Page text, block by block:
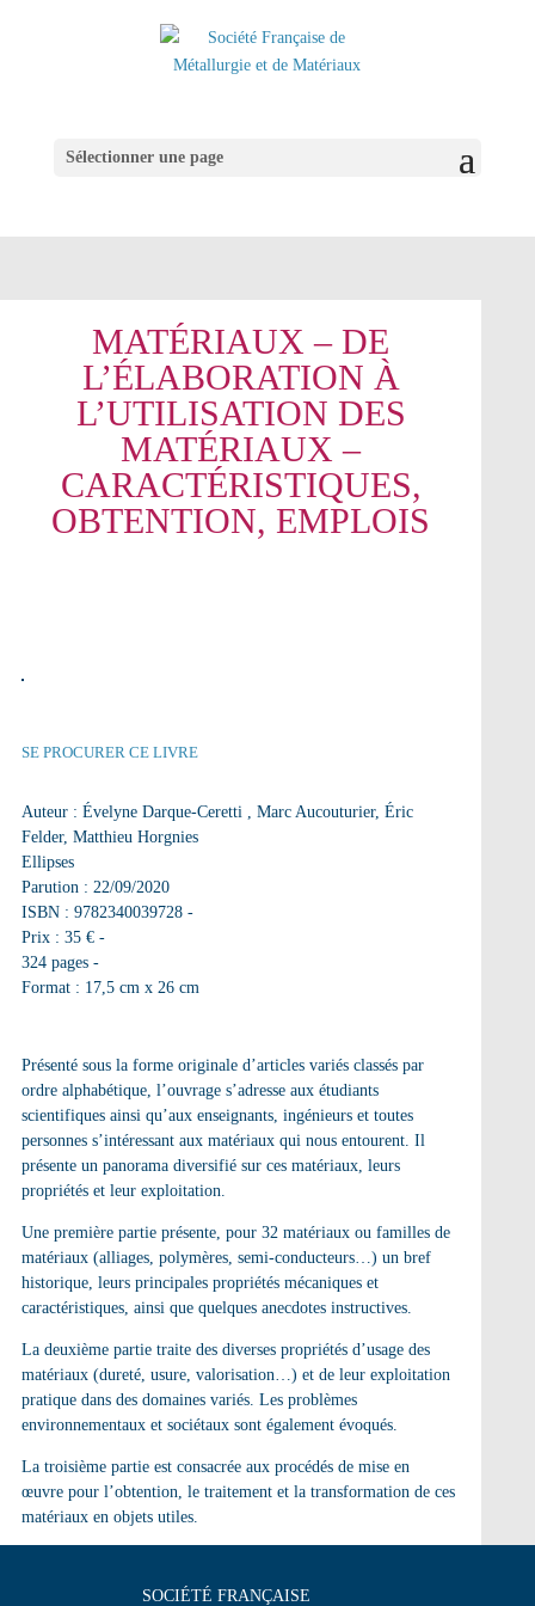
Sélectionner une page
MATÉRIAUX – DE
L’ÉLABORATION À
L’UTILISATION DES
MATÉRIAUX –
CARACTÉRISTIQUES,
OBTENTION, EMPLOIS
SE PROCURER CE LIVRE
Auteur : Évelyne Darque-Ceretti , Marc Aucouturier, Éric
Felder, Matthieu Horgnies
Ellipses
Parution : 22/09/2020
ISBN : 9782340039728 -
Prix : 35 € -
324 pages -
Format : 17,5 cm x 26 cm
Présenté sous la forme originaled’articles variés classés par
ordre alphabétique, l’ouvrage s’adresse aux étudiants
scientifiques ainsi qu’aux enseignants, ingénieurs et toutes
personnes s’intéressant aux matériaux qui nous entourent. Il
présente un panorama diversifié sur ces matériaux, leurs
propriétés et leur exploitation
Une premièrepartie présente, pour 32 matériauxou familles de
matériaux (alliages, polymères, semi-conducteurs…) un bref
historique, leurs principales propriétés mécaniqueset
caractéristiques, ainsi que quelques anecdotes instructives.
La deuxièmepartie traite des diverses propriétésd’usage des
matériaux (dureté, usure, valorisation…) et de leur exploitation
pratiquedans des domaines variés. Les problèmes
environnementaux et sociétaux sont également évoqués.
La troisièmepartie est consacrée aux procédés de mise en
œuvre pour l’obtention, le traitement et la transformation de ces
matériaux en objets utiles.
SOCIÉTÉ FRANÇAISE